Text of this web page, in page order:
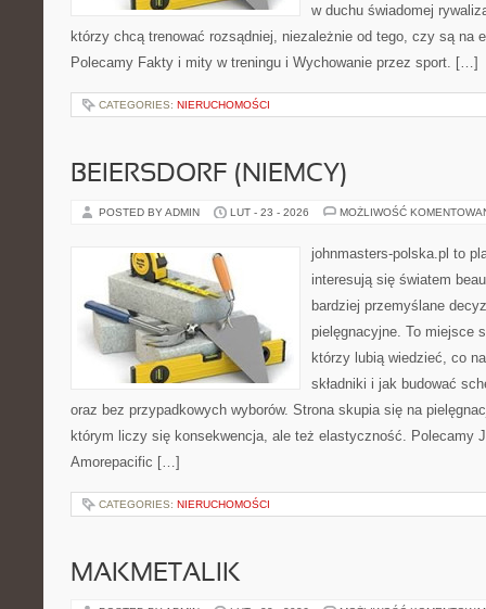
w duchu świadomej
którzy chcą trenować rozsądniej, niezależnie od tego, czy są na
Polecamy Fakty i mity w treningu i Wychowanie przez sport. […]
CATEGORIES: NIERUCHOMOŚCI
BEIERSDORF (NIEMCY)
POSTED BY ADMIN LUT - 23 - 2026 MOŻLIWOŚĆ
johnmasters-polska.pl to
interesują się światem
bardziej przemyślane
pielęgnacyjne. To miejsce
którzy lubią wiedzieć, co
składniki i jak budować
oraz bez przypadkowych wyborów. Strona skupia się na
którym liczy się konsekwencja, ale też elastyczność. Polecamy
Amorepacific […]
CATEGORIES: NIERUCHOMOŚCI
MAKMETALIK